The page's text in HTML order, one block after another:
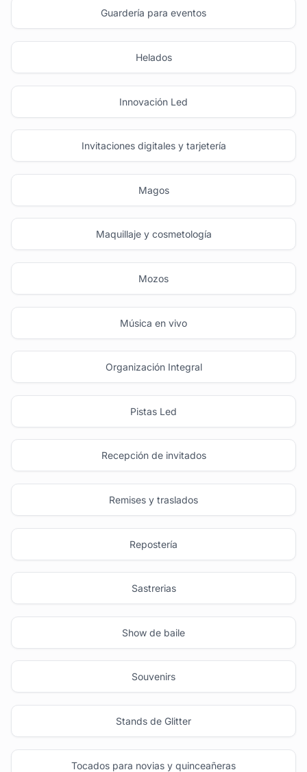
Guardería para eventos
Helados
Innovación Led
Invitaciones digitales y tarjetería
Magos
Maquillaje y cosmetología
Mozos
Música en vivo
Organización Integral
Pistas Led
Recepción de invitados
Remises y traslados
Repostería
Sastrerias
Show de baile
Souvenirs
Stands de Glitter
Tocados para novias y quinceañeras